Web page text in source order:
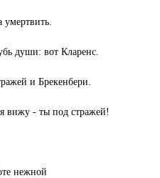
души: вот Кларенс.
и Брекенбери.
вижу - ты под стражей!
нежной